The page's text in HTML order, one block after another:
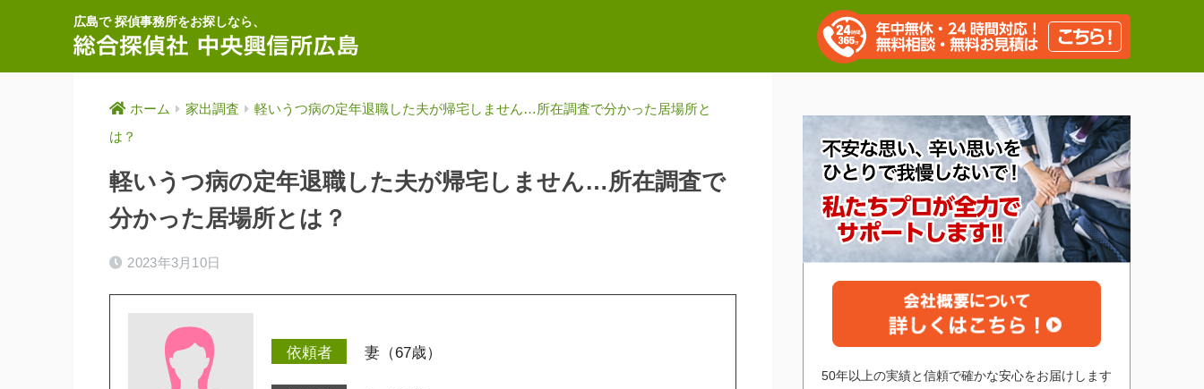
広島で 探偵事務所をお探しなら、
ホーム 家出調査
軽いうつ病の定年退職した夫が帰宅しません…所在調査で分かった居場所と
は？
軽いうつ病の定年退職した夫が帰宅しません…所在調査で
分かった居場所とは？
2023年3月10日
妻（67歳）
50年以上の実績と信頼で確かな安心をお届けします